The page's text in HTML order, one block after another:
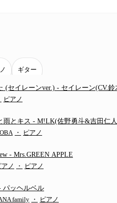
ギター
(セイレーンver.) - セイレーン(CV.鈴
歌詞・コード・ペダル付き
ピアノ
雨とキス - M!LK(佐野勇斗&吉田仁
・ ピアノ
- Mrs.GREEN APPLE
ノ
・ ピアノ
パッヘルベル
family
・ ピアノ